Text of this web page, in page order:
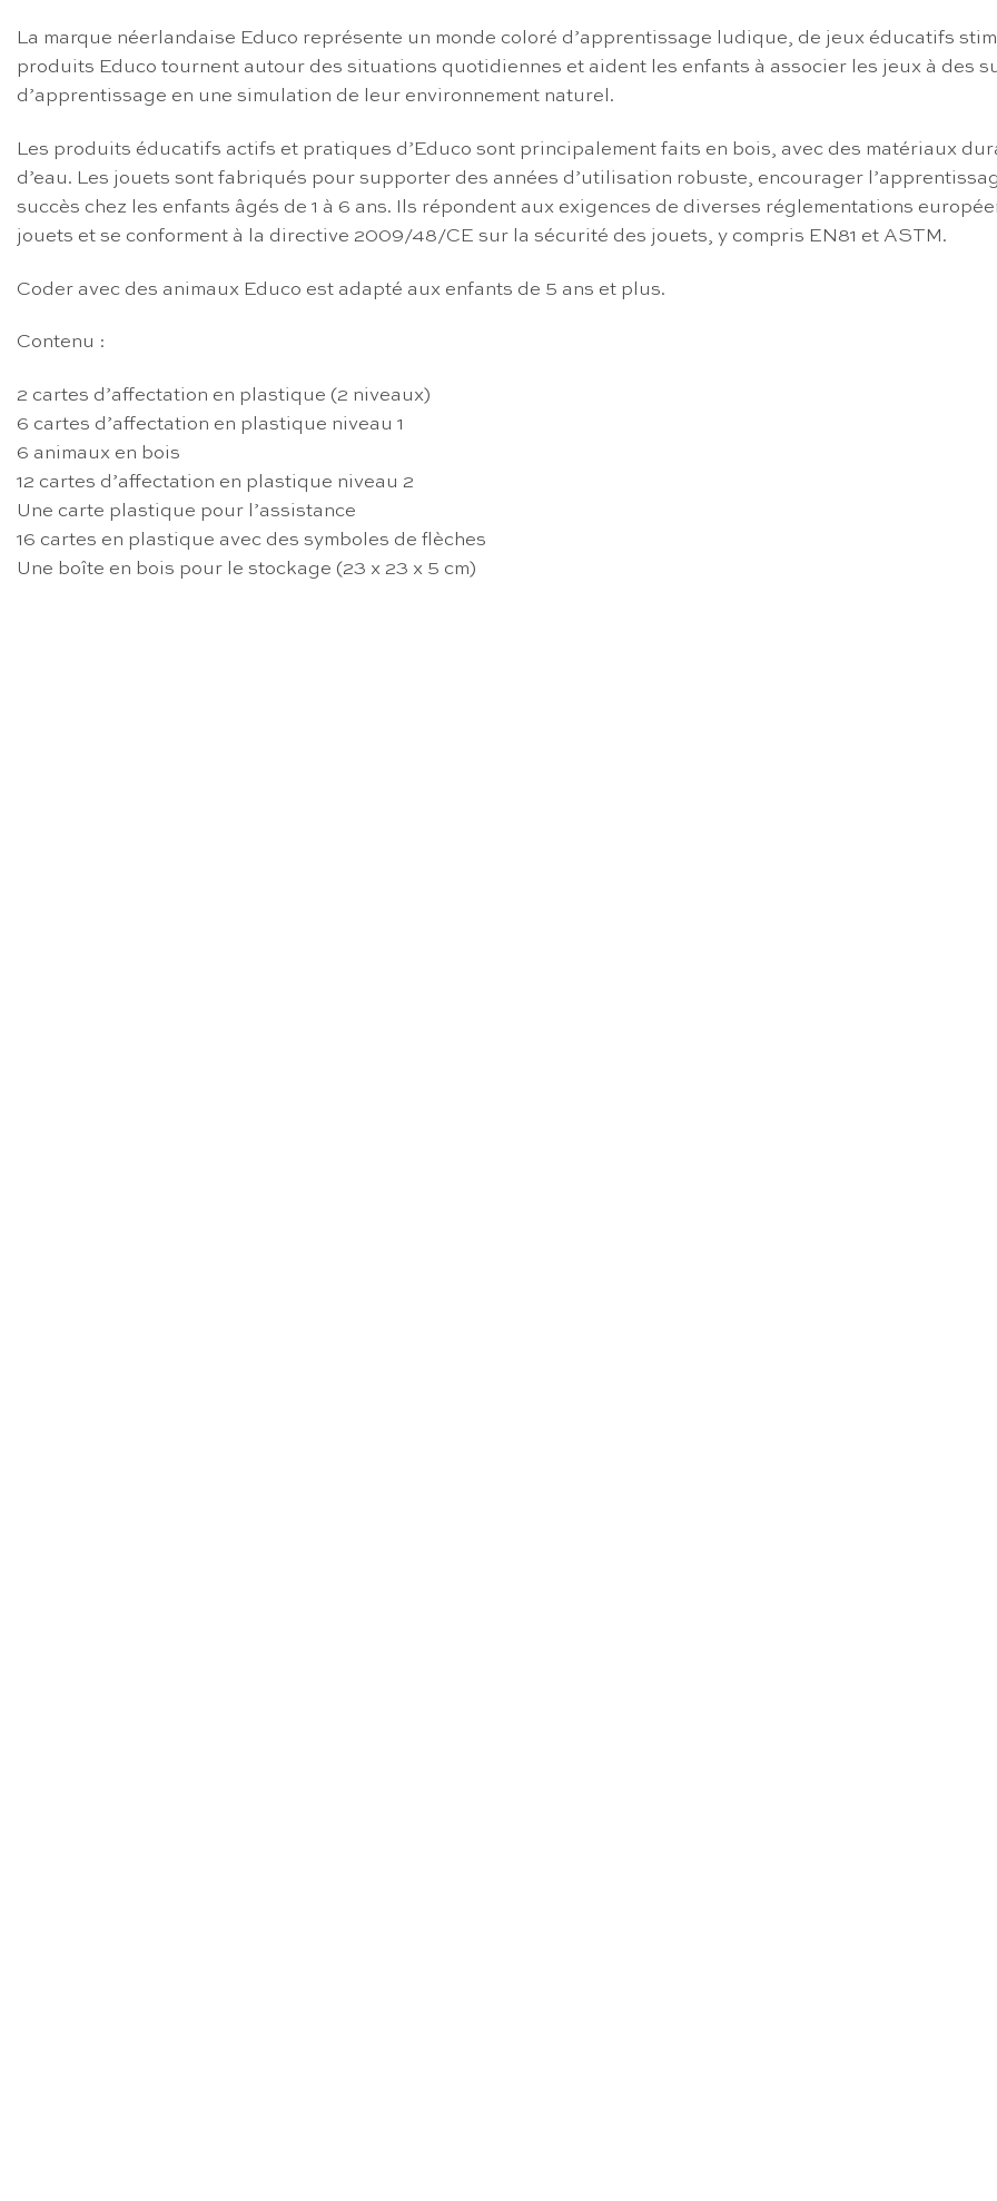
La marque néerlandaise Educo représente un monde coloré d’apprentissage ludique, de jeux éducatifs
produits Educo tournent autour des situations quotidiennes et aident les enfants à associer les jeux à des
d’apprentissage en une simulation de leur environnement naturel.
Les produits éducatifs actifs et pratiques d’Educo sont principalement faits en bois, avec des matériaux
d’eau. Les jouets sont fabriqués pour supporter des années d’utilisation robuste, encourager
succès chez les enfants âgés de 1 à 6 ans. Ils répondent aux exigences de diverses réglementations
jouets et se conforment à la directive 2009/48/CE sur la sécurité des jouets, y compris EN81 et ASTM.
Coder avec des animaux Educo est adapté aux enfants de 5 ans et plus.
Contenu :
2 cartes d’affectation en plastique (2 niveaux)
6 cartes d’affectation en plastique niveau 1
6 animaux en bois
12 cartes d’affectation en plastique niveau 2
Une carte plastique pour l’assistance
16 cartes en plastique avec des symboles de flèches
Une boîte en bois pour le stockage (23 x 23 x 5 cm)